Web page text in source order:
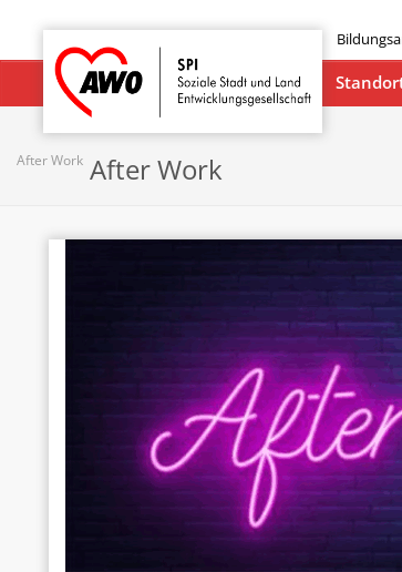
Startseite
After Work After Work